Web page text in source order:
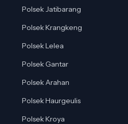
Polsek Jatibarang
Polsek Krangkeng
Polsek Lelea
Polsek Gantar
Polsek Arahan
Polsek Haurgeulis
Polsek Kroya